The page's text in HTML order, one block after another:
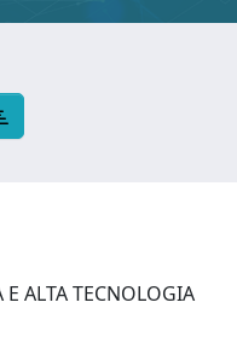
ALTA TECNOLOGIA